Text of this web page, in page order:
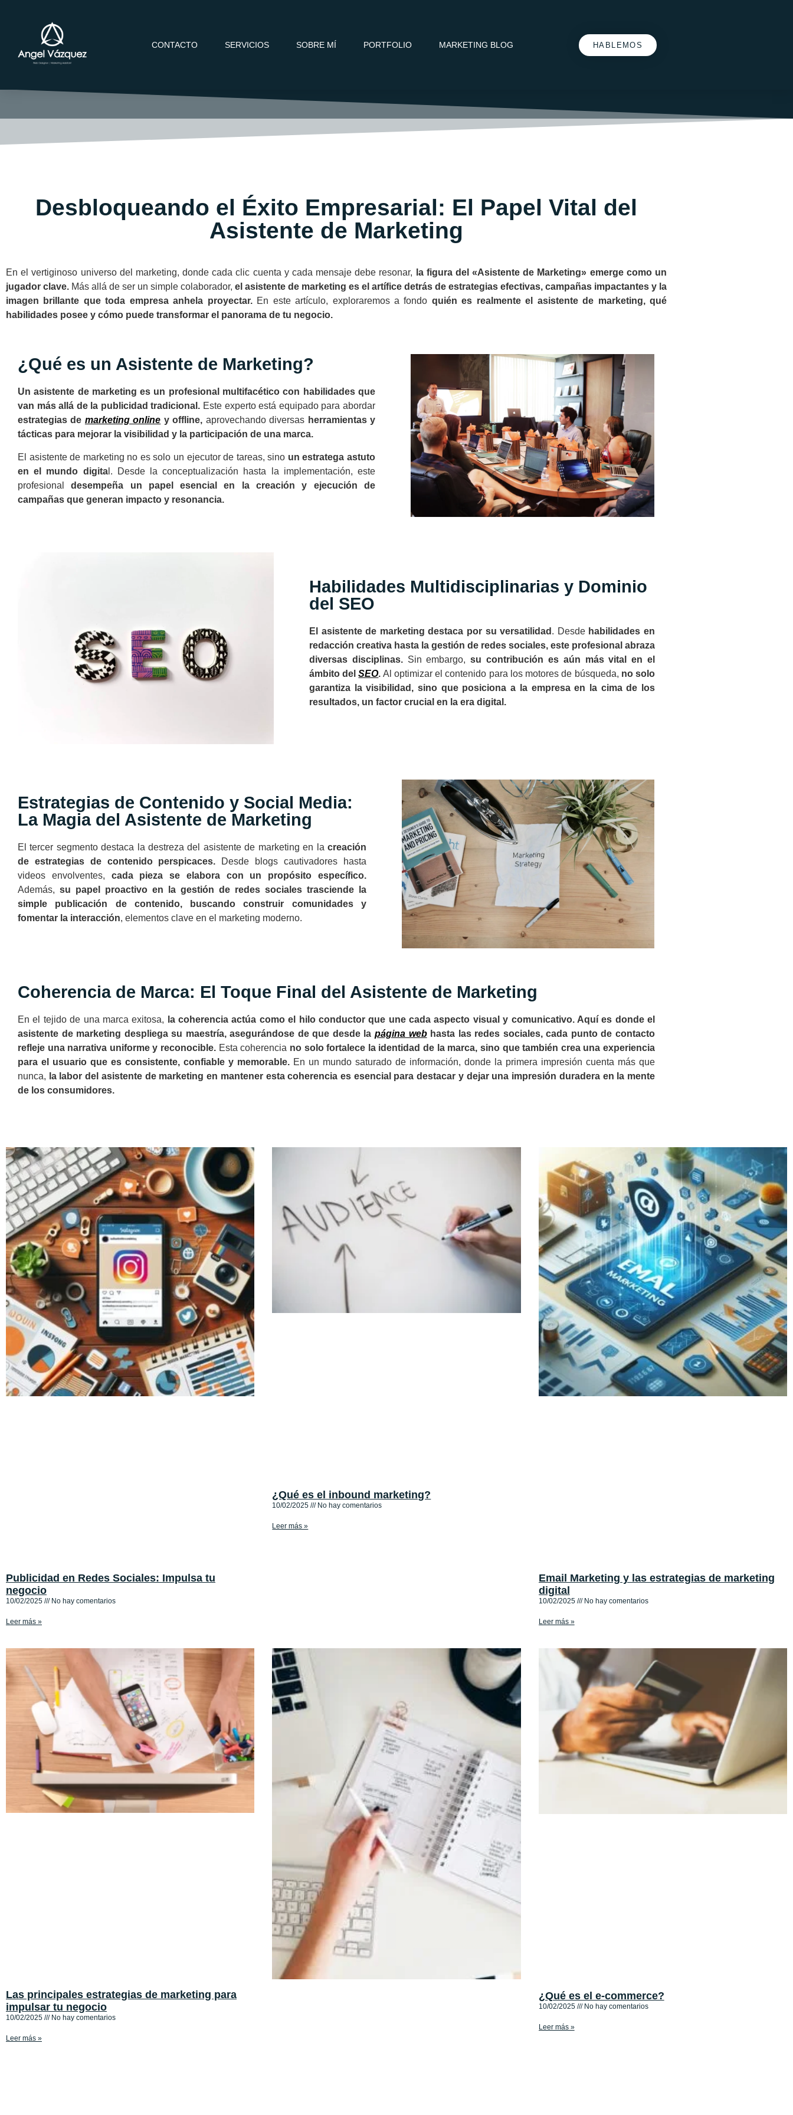
CONTACTO SERVICIOS SOBRE MÍ PORTFOLIO MARKETING BLOG HABLEMOS
Desbloqueando el Éxito Empresarial: El Papel Vital del
Asistente de Marketing
En el vertiginoso universo del marketing, donde cada clic cuenta y cada mensaje debe resonar,
la figura del «Asistente de Marketing» emerge como un
jugador clave. Más allá de ser un simple colaborador, el asistente de marketing es el artífice detrás de estrategias efectivas, campañas impactantes y la
imagen brillante que toda empresa anhela proyectar.En este artículo, exploraremos a fondo quién es realmente el asistente de marketing, qué
habilidades posee y cómo puede transformar el panorama de tu negocio.
¿Qué es un Asistente de Marketing?
Un asistente de marketing es un profesional multifacético con habilidades que
van más allá de la publicidad tradicional. Este experto está equipado para abordar
estrategias de marketing online y offline, aprovechando diversas herramientas y
tácticas para mejorar la visibilidad y la participación de una marca.
El asistente de marketing no es solo un ejecutor de tareas, sino un estratega astuto
en el mundo digital. Desde la conceptualización hasta la implementación, este
profesionaldesempeña un papel esencial en la creación y ejecución de
campañas que generan impacto y resonancia.
Habilidades Multidisciplinarias y Dominio
del SEO
El asistente de marketing destaca por su versatilidad . Desde habilidades en
redacción creativa hasta la gestión de redes sociales, este profesional abraza
diversas disciplinas.Sin embargo, su contribución es aún más vital en el
ámbito delSEO. Al optimizar el contenido para los motores de búsqueda, no solo
garantiza la visibilidad, sino que posiciona a la empresa en la cima de los
resultados, un factor crucial en la era digital.
Estrategias de Contenido y Social Media:
La Magia del Asistente de Marketing
El tercer segmento destaca la destreza del asistente de marketing en la creación
de estrategias de contenido perspicaces. Desde blogs cautivadores hasta
videos envolventes, cada pieza se elabora con un propósito específico.
Además, su papel proactivo en la gestión de redes sociales trasciende la
simple publicación de contenido, buscando construir comunidades y
fomentar la interacción, elementos clave en el marketing moderno.
Coherencia de Marca: El Toque Final del Asistente de Marketing
En el tejido de una marca exitosa, la coherencia actúa como el hilo conductor que une cada aspecto visual y comunicativo. Aquí es donde el
asistente de marketing despliega su maestría, asegurándose de que desde lapágina webhasta las redes sociales, cada punto de contacto
refleje una narrativa uniforme y reconocible. Esta coherencia no solo fortalece la identidad de la marca, sino que también crea una experiencia
para el usuario que es consistente, confiable y memorable. En un mundo saturado de información, donde la primera impresión cuenta más que
nunca, la labor del asistente de marketing en mantener esta coherencia es esencial para destacar y dejar una impresión duradera en la mente
de los consumidores.
Publicidad en Redes Sociales: Impulsa tu
negocio
10/02/2025 No hay comentarios
Leer más »
¿Qué es el inbound marketing?
10/02/2025 No hay comentarios
Leer más »
Email Marketing y las estrategias de marketing
digital
10/02/2025 No hay comentarios
Leer más »
Las principales estrategias de marketing para
impulsar tu negocio
10/02/2025 No hay comentarios
Leer más »
¿Qué es el e-commerce?
10/02/2025 No hay comentarios
Leer más »